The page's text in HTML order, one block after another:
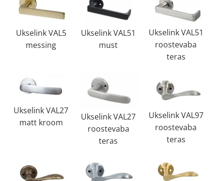
Ukselink VAL5
messing
Ukselink VAL51
must
Ukselink VAL51
roostevaba
teras
Ukselink VAL27
matt kroom
Ukselink VAL27
roostevaba
teras
Ukselink VAL97
roostevaba
teras